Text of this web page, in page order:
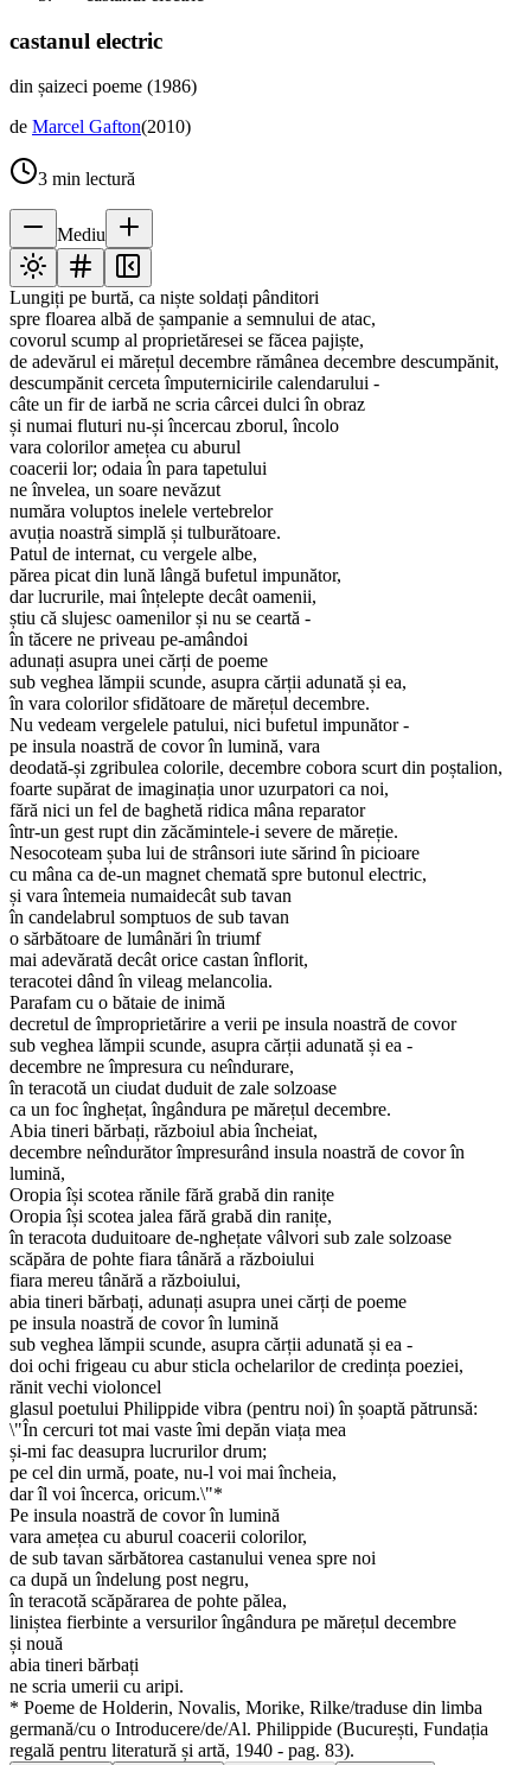
castanul electric
din șaizeci poeme (1986)
de Marcel Gafton(2010)
3 min lectură
Mediu
Lungiți pe burtă, ca niște soldați pânditori
spre floarea albă de șampanie a semnului de atac,
covorul scump al proprietăresei se făcea pajiște,
de adevărul ei mărețul decembre rămânea decembre descumpănit,
descumpănit cerceta împuternicirile calendarului -
câte un fir de iarbă ne scria cârcei dulci în obraz
și numai fluturi nu-și încercau zborul, încolo
vara colorilor amețea cu aburul
coacerii lor; odaia în para tapetului
ne învelea, un soare nevăzut
număra voluptos inelele vertebrelor
avuția noastră simplă și tulburătoare.
Patul de internat, cu vergele albe,
părea picat din lună lângă bufetul impunător,
dar lucrurile, mai înțelepte decât oamenii,
știu că slujesc oamenilor și nu se ceartă -
în tăcere ne priveau pe-amândoi
adunați asupra unei cărți de poeme
sub veghea lămpii scunde, asupra cărții adunată și ea,
în vara colorilor sfidătoare de mărețul decembre.
Nu vedeam vergelele patului, nici bufetul impunător -
pe insula noastră de covor în lumină, vara
deodată-și zgribulea colorile, decembre cobora scurt din poștalion,
foarte supărat de imaginația unor uzurpatori ca noi,
fără nici un fel de baghetă ridica mâna reparator
într-un gest rupt din zăcămintele-i severe de măreție.
Nesocoteam șuba lui de strânsori iute sărind în picioare
cu mâna ca de-un magnet chemată spre butonul electric,
și vara întemeia numaidecât sub tavan
în candelabrul somptuos de sub tavan
o sărbătoare de lumânări în triumf
mai adevărată decât orice castan înflorit,
teracotei dând în vileag melancolia.
Parafam cu o bătaie de inimă
decretul de împroprietărire a verii pe insula noastră de covor
sub veghea lămpii scunde, asupra cărții adunată și ea -
decembre ne împresura cu neîndurare,
în teracotă un ciudat duduit de zale solzoase
ca un foc înghețat, îngândura pe mărețul decembre.
Abia tineri bărbați, războiul abia încheiat,
decembre neîndurător împresurând insula noastră de covor în
lumină,
Oropia își scotea rănile fără grabă din ranițe
Oropia își scotea jalea fără grabă din ranițe,
în teracota duduitoare de-nghețate vâlvori sub zale solzoase
scăpăra de pohte fiara tânără a războiului
fiara mereu tânără a războiului,
abia tineri bărbați, adunați asupra unei cărți de poeme
pe insula noastră de covor în lumină
sub veghea lămpii scunde, asupra cărții adunată și ea -
doi ochi frigeau cu abur sticla ochelarilor de credința poeziei,
rănit vechi violoncel
glasul poetului Philippide vibra (pentru noi) în șoaptă pătrunsă:
\"În cercuri tot mai vaste îmi depăn viața mea
și-mi fac deasupra lucrurilor drum;
pe cel din urmă, poate, nu-l voi mai încheia,
dar îl voi încerca, oricum.\"*
Pe insula noastră de covor în lumină
vara amețea cu aburul coacerii colorilor,
de sub tavan sărbătorea castanului venea spre noi
ca după un îndelung post negru,
în teracotă scăpărarea de pohte pălea,
liniștea fierbinte a versurilor îngândura pe mărețul decembre
și nouă
abia tineri bărbați
ne scria umerii cu aripi.
* Poeme de Holderin, Novalis, Morike, Rilke/traduse din limba
germană/cu o Introducere/de/Al. Philippide (București, Fundația
regală pentru literatură și artă, 1940 - pag. 83).